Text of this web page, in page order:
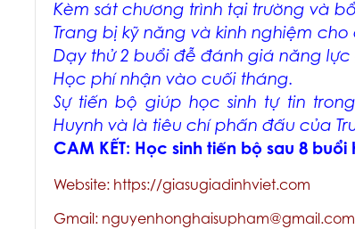
Kèm sát chương trình tại trường và
Trang bị kỹ năng và kinh nghiệm
Dạy thử 2 buổi đễ đánh giá năng lực
Học phí nhận vào cuối tháng.
Sự tiến bộ giúp học sinh tự tin
Huynh và là tiêu chí phấn đấu của
CAM KẾT: Học sinh tiến bộ sau 8 buổi
Website: https://giasugiadinhviet.com
Gmail: nguyenhonghaisupham@gmail.com